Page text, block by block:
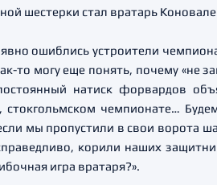
шестерки стал вратарь
ошиблись устроители
то могу еще понять, почему «не
натиск форвардов
стокгольмском чемпионате…
мы пропустили в свои ворота
корили наших
игра вратаря?».